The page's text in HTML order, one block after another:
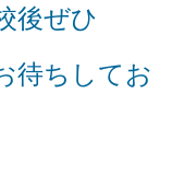
後ぜひ
待ちしてお